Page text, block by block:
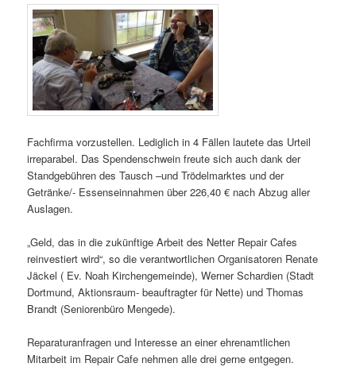
Fachfirma vorzustellen. Lediglich in 4 Fällen lautete das Urteil
irreparabel. Das Spendenschwein freute sich auch dank der
Standgebühren des Tausch –und Trödelmarktes und der
Getränke/- Essenseinnahmen über 226,40 € nach Abzug aller
Auslagen.
„Geld, das in die zukünftige Arbeit des Netter Repair Cafes
reinvestiert wird“, so die verantwortlichen Organisatoren Renate
Jäckel ( Ev. Noah Kirchengemeinde), Werner Schardien (Stadt
Dortmund, Aktionsraum- beauftragter für Nette) und Thomas
Brandt (Seniorenbüro Mengede).
Reparaturanfragen und Interesse an einer ehrenamtlichen
Mitarbeit im Repair Cafe nehmen alle drei gerne entgegen.